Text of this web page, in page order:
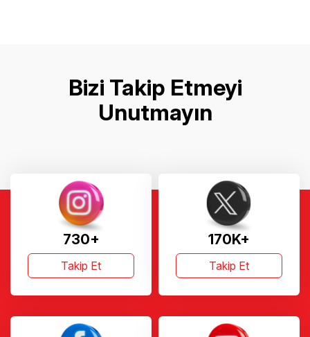
Bizi Takip Etmeyi
Unutmayın
730+
Takip Et
170K+
Takip Et